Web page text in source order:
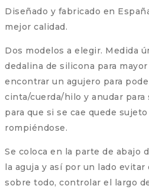
Diseñado y fabricado en
mejor calidad.
Dos modelos a elegir. Medida
dedalina de silicona para
encontrar un agujero para
cinta/cuerda/hilo y anudar para
para que si se cae quede
rompiéndose.
Se coloca en la parte de abajo
la aguja y así por un lado
sobre todo, controlar el largo